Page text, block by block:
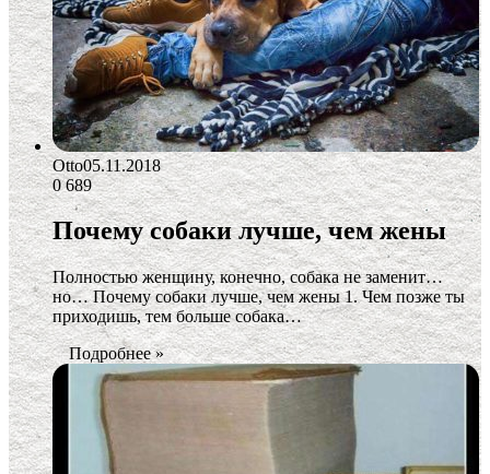
Otto05.11.2018
0689
Почему собаки лучше, чем жены
Полностью женщину, конечно, собака не заменит…
но… Почему собаки лучше, чем жены 1. Чем позже ты
приходишь, тем больше собака…
Подробнее »